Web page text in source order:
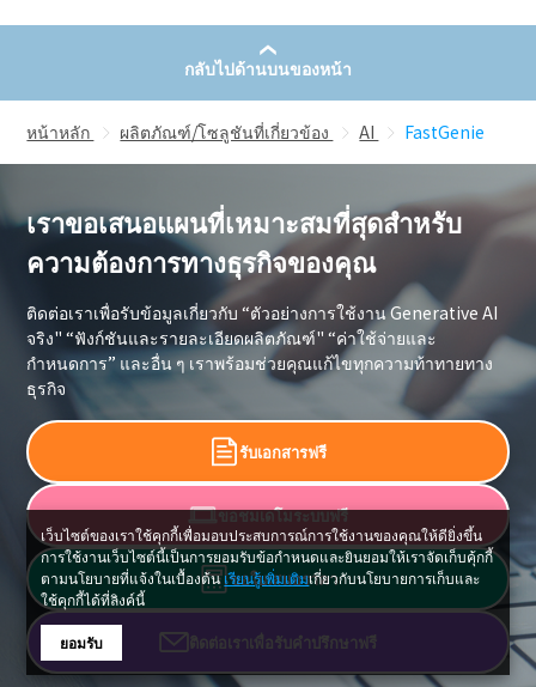
กลับไปด้านบนของหน้า
หน้าหลัก ผลิตภัณฑ์/โซลูชันที่เกี่ยวข้อง AI FastGenie
เราขอเสนอแผนที่เหมาะสมที่สุดสำหรับ
ความต้องการทางธุรกิจของคุณ
ติดต่อเราเพื่อรับข้อมูลเกี่ยวกับ “ตัวอย่างการใช้งาน Generative AI
จริง" “ฟังก์ชันและรายละเอียดผลิตภัณฑ์" “ค่าใช้จ่ายและ
กำหนดการ” และอื่น ๆ เราพร้อมช่วยคุณแก้ไขทุกความท้าทายทาง
ธุรกิจ
รับเอกสารฟรี
ขอชมเดโมระบบฟรี
ขอใบเสนอราคา
ติดต่อเราเพื่อรับคำปรึกษาฟรี
เว็บไซต์ของเราใช้คุกกี้เพื่อมอบประสบการณ์การใช้งานของคุณให้ดียิ่งขึ้น
การใช้งานเว็บไซต์นี้เป็นการยอมรับข้อกำหนดและยินยอมให้เราจัดเก็บคุ้กกี้
ตามนโยบายที่แจ้งในเบื้องต้นเรียนรู้เพิ่มเติมเกี่ยวกับนโยบายการเก็บและ
ใช้คุกกี้ได้ที่ลิงค์นี้
ยอมรับ